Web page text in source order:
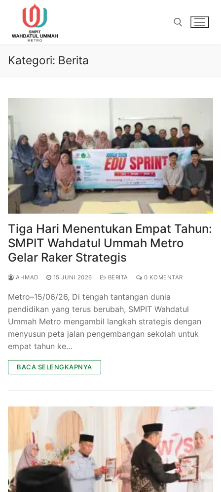
Lompat
Kategori: Berita
Tiga Hari Menentukan Empat Tahun:
SMPIT Wahdatul Ummah Metro
Gelar Raker Strategis
AHMAD 15 JUNI 2026 BERITA 0 KOMENTAR
Metro–15/06/26, Di tengah tantangan dunia
pendidikan yang terus berubah, SMPIT Wahdatul
Ummah Metro mengambil langkah strategis dengan
menyusun peta jalan pengembangan sekolah untuk
empat tahun ke…
BACA SELENGKAPNYA